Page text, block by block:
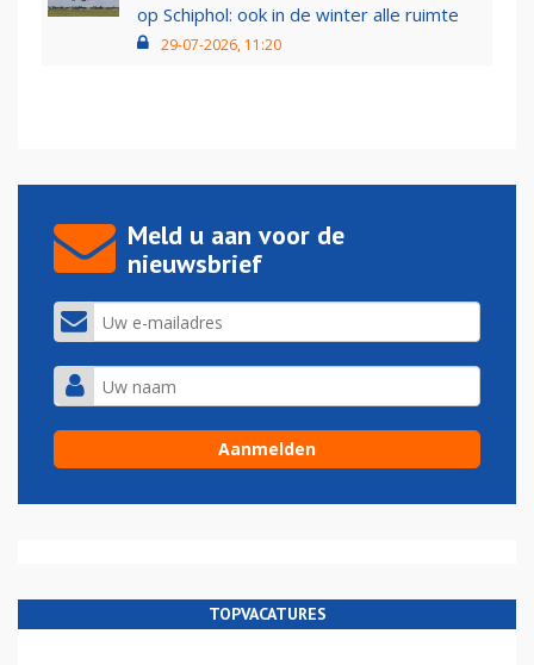
op Schiphol: ook in de winter alle ruimte
29-07-2026, 11:20
Meld u aan voor de
nieuwsbrief
TOPVACATURES